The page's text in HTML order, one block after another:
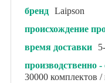
бренд Laipson
происхождение
время доставки
производственно
30000 комплектов /